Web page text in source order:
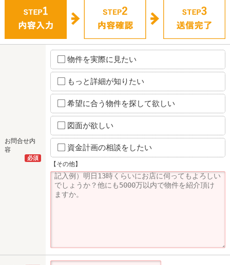
お問合せ内
容
必須
物件を実際に見たい
もっと詳細が知りたい
希望に合う物件を探して欲しい
図面が欲しい
資金計画の相談をしたい
【その他】